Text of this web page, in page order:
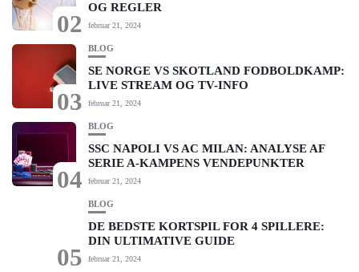
02
OG REGLER
februar 21, 2024
03
BLOG
SE NORGE VS SKOTLAND FODBOLDKAMP:
LIVE STREAM OG TV-INFO
februar 21, 2024
04
BLOG
SSC NAPOLI VS AC MILAN: ANALYSE AF
SERIE A-KAMPENS VENDEPUNKTER
februar 21, 2024
05
BLOG
DE BEDSTE KORTSPIL FOR 4 SPILLERE:
DIN ULTIMATIVE GUIDE
februar 21, 2024